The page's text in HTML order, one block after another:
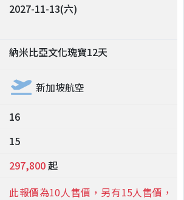
2027-11-13(六)
納米比亞文化瑰寶12天
新加坡航空
16
15
297,800起
此報價為10人售價，另有15人售價，